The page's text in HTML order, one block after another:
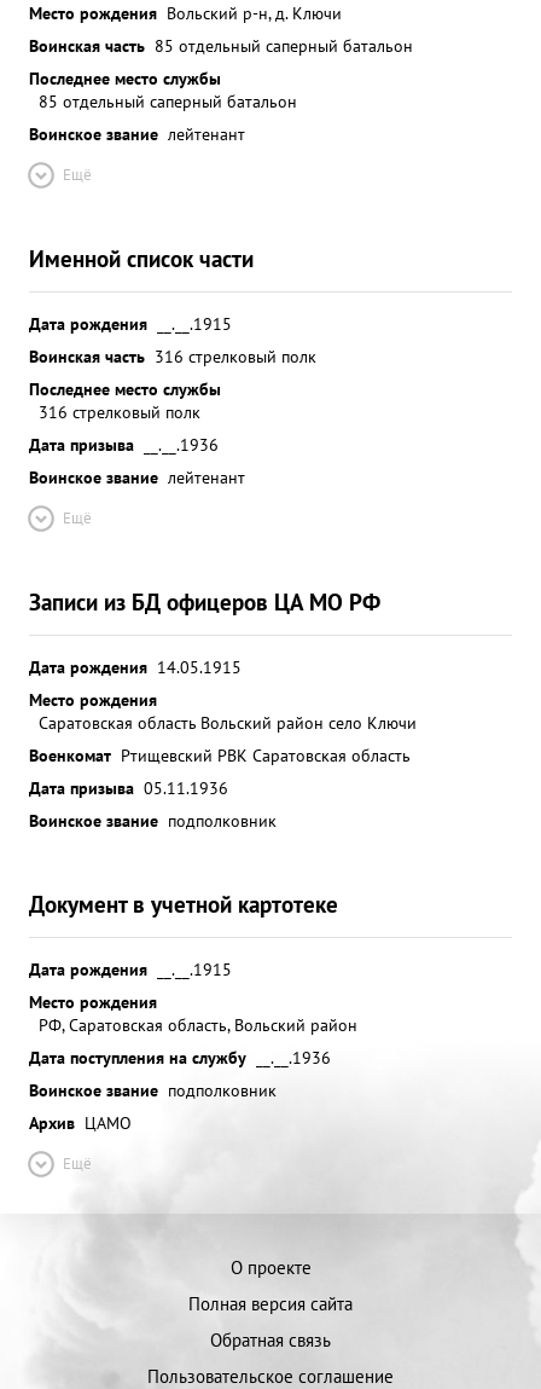
Место рождения Вольский р-н, д. Ключи
Воинская часть 85 отдельный саперный батальон
Последнее место службы
85 отдельный саперный батальон
Воинское звание лейтенант
Ещё
Именной список части
Дата рождения
__.__.1915
Воинская часть 316 стрелковый полк
Последнее место службы
316 стрелковый полк
Дата призыва
__.__.1936
Воинское звание лейтенант
Ещё
Записи из БД офицеров ЦА МО РФ
Дата рождения 14.05.1915
Место рождения
Саратовская область Вольский район село Ключи
Военкомат Ртищевский РВК Саратовская область
Дата призыва 05.11.1936
Воинское звание подполковник
Документ в учетной картотеке
Дата рождения
__.__.1915
Место рождения
РФ, Саратовская область, Вольский район
Дата поступления на службу
__.__.1936
Воинское звание подполковник
Архив ЦАМО
Ещё
О проекте
Полная версия сайта
Обратная связь
Пользовательское соглашение